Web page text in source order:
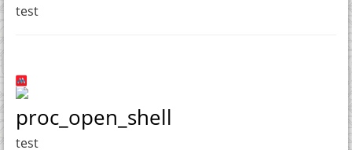
test
proc_open_shell
test